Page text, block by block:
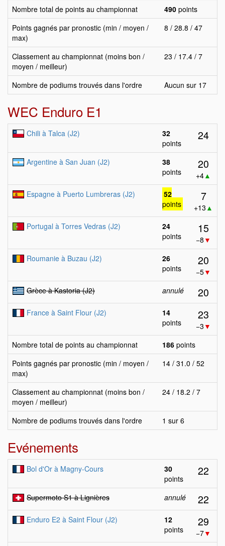
Nombre total de points au championnat
490 points
Points gagnés par pronostic (min / moyen /
max)
8 / 28.8 / 47
Classement au championnat (moins bon /
moyen / meilleur)
23 / 17.4 / 7
Nombre de podiums trouvés dans l'ordre Aucun sur 17
WEC Enduro E1
Chili à Talca (J2)
32
points
24
Argentine à San Juan (J2)
38
points
20
+4▲
Espagne à Puerto Lumbreras (J2)
52
points
7
+13 ▲
Portugal à Torres Vedras (J2)
24
points
15
−8 ▼
Roumanie à Buzau (J2)
26
points
20
−5▼
Grèce à Kastoria (J2)
annulé 20
France à Saint Flour (J2)
14
points
23
−3 ▼
Nombre total de points au championnat
186 points
Points gagnés par pronostic (min / moyen /
max)
14 / 31.0 / 52
Classement au championnat (moins bon /
moyen / meilleur)
24 / 18.2 / 7
Nombre de podiums trouvés dans l'ordre 1 sur 6
Evénements
Bol d'Or à Magny-Cours
30
points
22
Supermoto S1 à Lignières annulé 22
Enduro E2 à Saint Flour (J2)
12
points
29
−7▼